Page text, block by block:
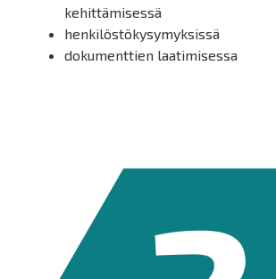
kehittämisessä
henkilöstökysymyksissä
dokumenttien laatimisessa